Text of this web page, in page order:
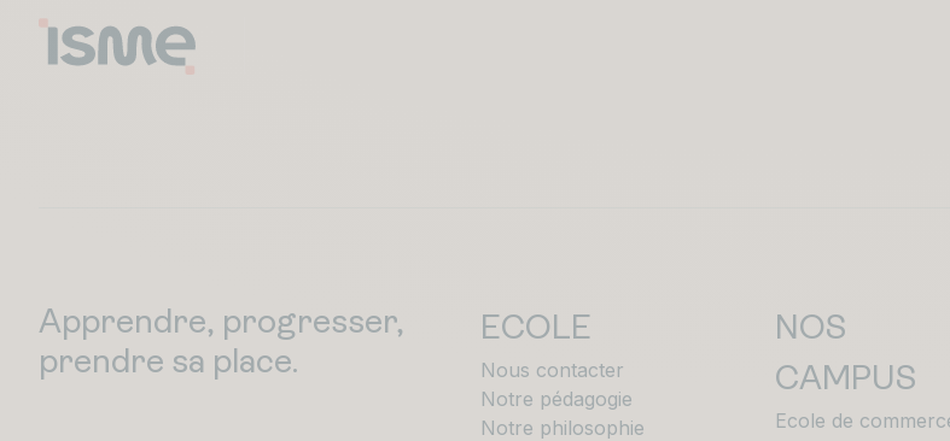
Apprendre, progresser,
prendre sa place.
ECOLE
Nous contacter
Notre pédagogie
Notre philosophie
NOS
CAMPUS
Ecole de